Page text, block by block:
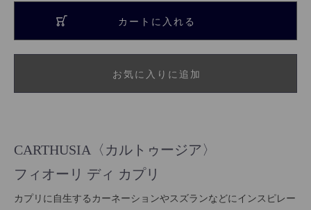
カートに入れる
お気に入りに追加
CARTHUSIA〈カルトゥージア〉
フィオーリ ディ カプリ
カプリに自生するカーネーションやスズランなどにインスピレー